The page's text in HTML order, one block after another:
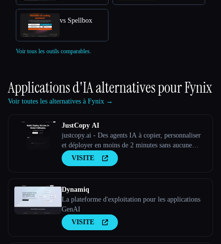
vs Spellbox
Voir tous les outils comparables.
Applications d'IA alternatives pourFynix
Voir toutes les alternatives à Fynix →
JustCopy AI
justcopy.ai - Des agents IA à copier, personnaliser
et déployer en moins de 2 minutes sans aucune
configuration
VISITE
Dynamiq
La plateforme d'exploitation pour les applications
GenAI
VISITE